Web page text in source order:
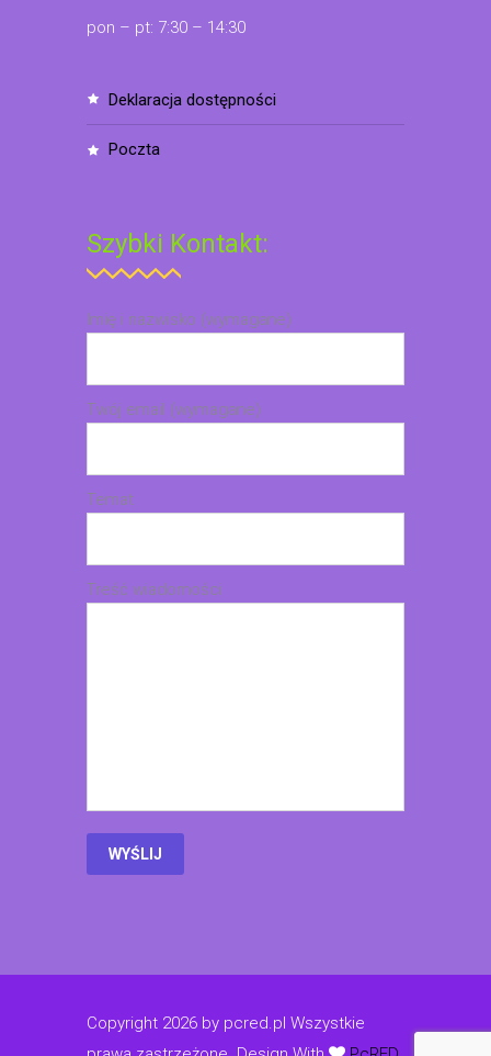
pon – pt: 7:30 – 14:30
deklaracja dostępności
poczta
Szybki Kontakt:
Imię i nazwisko (wymagane)
Twój email (wymagane)
Temat
Treść wiadomości
Copyright 2026 by pcred.pl Wszystkie